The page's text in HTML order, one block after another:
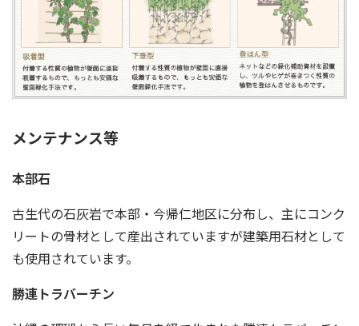
メンテナンス等
本部石
古生代の石灰岩で本部・今帰仁地区に分布し、主にコンク
リートの骨材として産出されていますが建築用石材として
も使用されています。
勝連トラバーチン